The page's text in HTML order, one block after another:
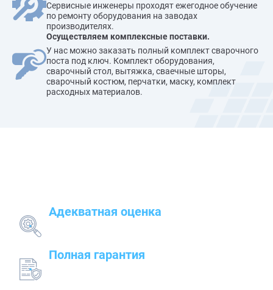
Сервисные инженеры проходят ежегодное обучение
по ремонту оборудования на заводах
производителях.
Осуществляем комплексные поставки.
У нас можно заказать полный комплект сварочного
поста под ключ. Комплект оборудования,
сварочный стол, вытяжка, сваечные шторы,
сварочный костюм, перчатки, маску, комплект
расходных материалов.
Адекватная оценка
Полная гарантия